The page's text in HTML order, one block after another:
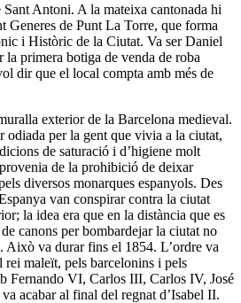
Antoni. A la mateixa cantonada hi
Generes de Punt La Torre, que forma
i Històric de la Ciutat. Va ser Daniel
la primera botiga de venda de roba
dir que el local compta amb més de
exterior de la Barcelona medieval.
odiada per la gent que vivia a la ciutat,
de saturació i d’higiene molt
de la prohibició de deixar
diversos monarques espanyols. Des
van conspirar contra la ciutat
la idea era que en la distància que es
canons per bombardejar la ciutat no
Això va durar fins el 1854. L’ordre va
maleït, pels barcelonins i pels
Fernando VI, Carlos III, Carlos IV, José
acabar al final del regnat d’Isabel II.